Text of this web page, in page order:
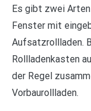
Es gibt zwei
Fenster mit
Aufsatzrollladen.
Rollladenkasten
der Regel
Vorbaurollladen.